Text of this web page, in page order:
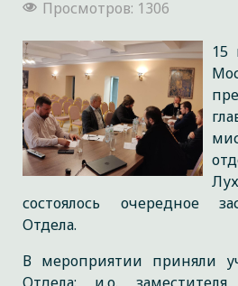
Просмотров: 1306
15
состоялось очередное
Отдела.
В мероприятии приняли